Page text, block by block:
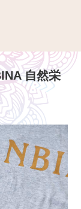
自然栄